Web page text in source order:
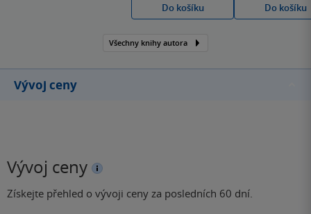
Daň peklu.
Do košíku
Do košíku
Všechny knihy autora
Vývoj ceny
Vývoj ceny
Získejte přehled o vývoji ceny za posledních 60 dní.